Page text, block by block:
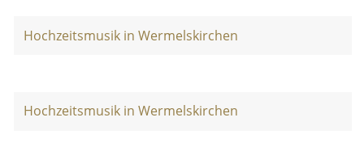
Hochzeitsmusik in Wermelskirchen
Hochzeitsmusik in Wermelskirchen